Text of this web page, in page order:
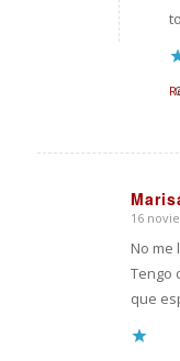
Dice:
16
No me
Tengo
que